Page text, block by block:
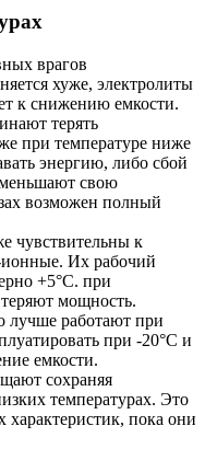
врагов
хуже, электролиты
к снижению емкости.
терять
при температуре ниже
энергию, либо сбой
свою
возможен полный
чувствительны к
ионные. Их рабочий
+5°C. при
мощность.
работают при
при -20°C и
емкости.
сохраняя
температурах. Это
характеристик, пока они